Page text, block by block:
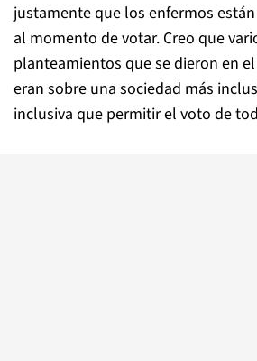
justamente que los enfermos
al momento de votar. Creo que
planteamientos que se dieron en
eran sobre una sociedad más
inclusiva que permitir el voto de